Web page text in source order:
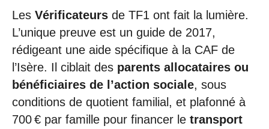
Les Vérificateurs de TF1 ont fait la lumière.
L’unique preuve est un guide de 2017,
rédigeant une aide spécifique à la CAF de
l’Isère. Il ciblait des parents allocataires ou
bénéficiaires de l’action sociale, sous
conditions de quotient familial, et plafonné à
700 € par famille pour financer le transport